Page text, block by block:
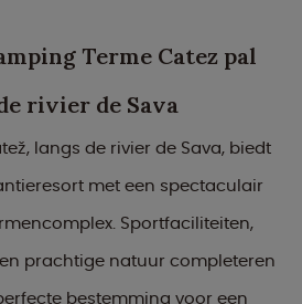
Terme Catez pal
rivier de Sava
langs de rivier de Sava, biedt
met een spectaculair
Sportfaciliteiten,
prachtige natuur completeren
bestemming voor een